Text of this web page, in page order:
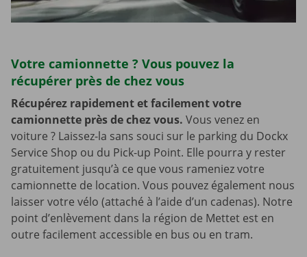
Votre camionnette ? Vous pouvez la
récupérer près de chez vous
Récupérez rapidement et facilement votre
camionnette près de chez vous. Vous venez en
voiture ? Laissez-la sans souci sur le parking du Dockx
Service Shop ou du Pick-up Point. Elle pourra y rester
gratuitement jusqu’à ce que vous rameniez votre
camionnette de location. Vous pouvez également nous
laisser votre vélo (attaché à l’aide d’un cadenas). Notre
point d’enlèvement dans la région de Mettet est en
outre facilement accessible en bus ou en tram.